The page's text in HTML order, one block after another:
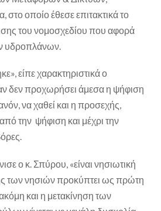
οποίο έθεσε επιτακτικά το
του νομοσχεδίου που αφορά
υδροπλάνων.
είπε χαρακτηριστικά ο
δεν προχωρήσει άμεσα η ψήφιση
να χαθεί και η προσεχής,
την ψήφιση και μέχρι την
ο κ. Σπύρου, «είναι νησιωτική
των νησιών προκύπτει ως πρώτη
και η μετακίνηση των